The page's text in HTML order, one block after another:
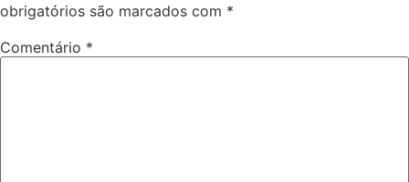
obrigatórios são marcados com *
Comentário *